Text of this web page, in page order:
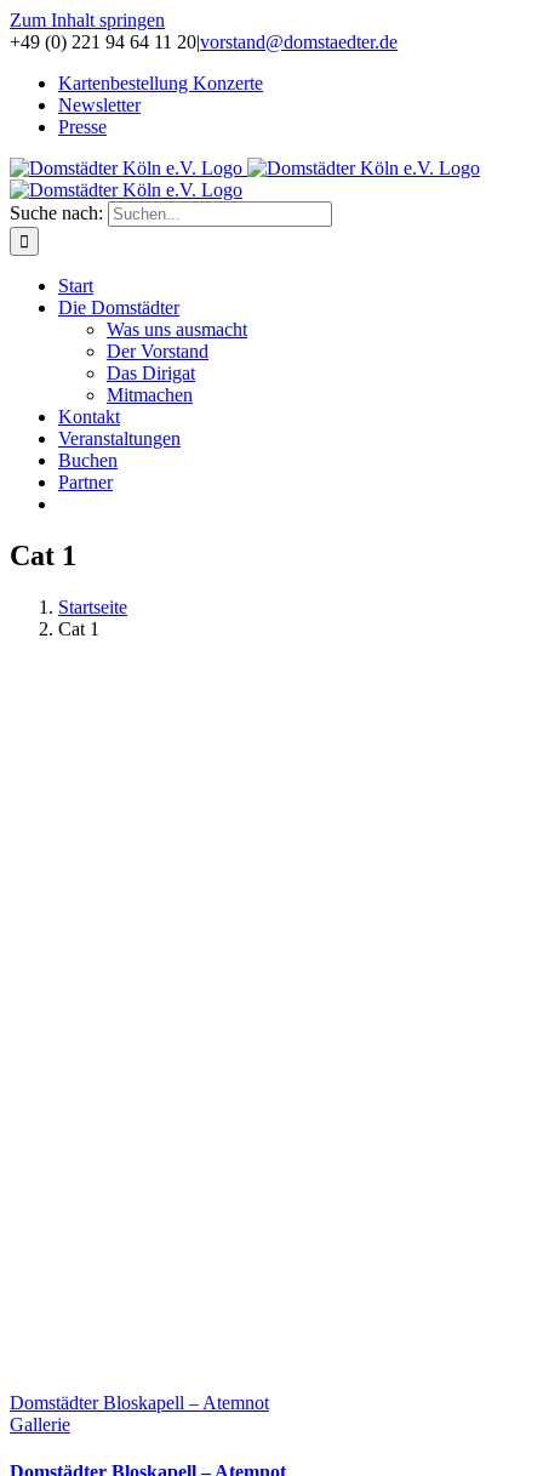
Zum Inhalt springen
+49 (0) 221 94 64 11 20|vorstand@domstaedter.de
Kartenbestellung Konzerte
Newsletter
Presse
Suche nach:
Start
Die Domstädter
Was uns ausmacht
Der Vorstand
Das Dirigat
Mitmachen
Kontakt
Veranstaltungen
Buchen
Partner
Cat 1
Startseite
Cat 1
Domstädter Bloskapell – Atemnot
Gallerie
Domstädter Bloskapell – Atemnot